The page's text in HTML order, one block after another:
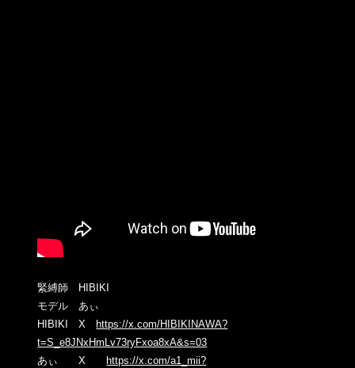
緊縛師 HIBIKI
モデル あぃ
HIBIKI X
https://x.com/HIBIKINAWA?
t=S_e8JNxHmLv73ryFxoa8xA&s=03
あぃ X
https://x.com/a1_mii?